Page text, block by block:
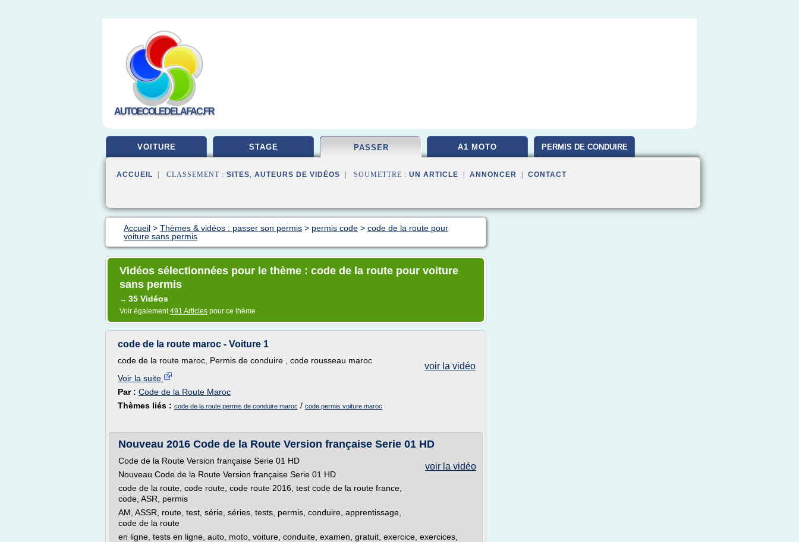
AUTOECOLEDELAFAC.FR
VOITURE STAGE PASSER A1 MOTO PERMIS DE CONDUIRE
ACCUEIL | CLASSEMENT : SITES, AUTEURS DE VIDÉOS | SOUMETTRE : UN ARTICLE ANNONCER CONTACT
Accueil > Thèmes & vidéos : passer son permis > permis code > code de la route pour
voiture sans permis
Vidéos sélectionnées pour le thème : code de la route pour voiture
sans permis
→ 35 Vidéos
Voir également491 Articles pour ce thème
code de la route maroc - Voiture 1
voir la vidéo
code de la route maroc, Permis de conduire , code rousseau maroc
Voir la suite
Par : Code de la Route Maroc
Thèmes liés : code de la route permis de conduire maroc / code permis voiture maroc
Nouveau 2016 Code de la Route Version française Serie 01 HD
voir la vidéo
Code de la Route Version française Serie 01 HD
Nouveau Code de la Route Version française Serie 01 HD
code de la route, code route, code route 2016, test code de la route france,
code, ASR, permis
AM, ASSR, route, test, série, séries, tests, permis, conduire, apprentissage,
code de la route
en ligne, tests en ligne, auto, moto, voiture, conduite, examen, gratuit, exercice, exercices,